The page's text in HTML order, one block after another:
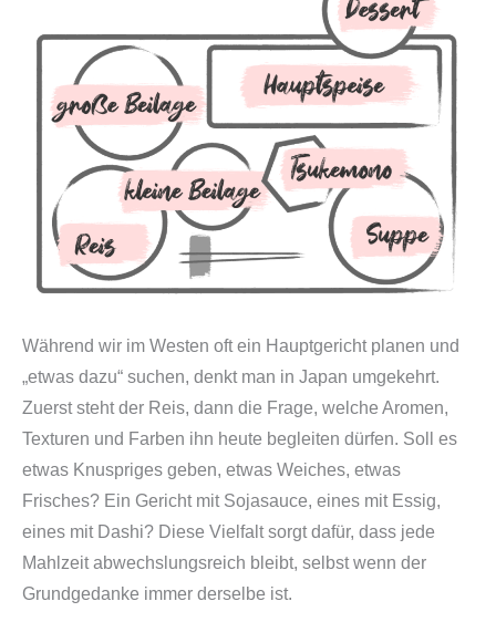
Während wir im Westen oft ein Hauptgericht planen und
„etwas dazu“ suchen, denkt man in Japan umgekehrt.
Zuerst steht der Reis, dann die Frage, welche Aromen,
Texturen und Farben ihn heute begleiten dürfen. Soll es
etwas Knuspriges geben, etwas Weiches, etwas
Frisches? Ein Gericht mit Sojasauce, eines mit Essig,
eines mit Dashi? Diese Vielfalt sorgt dafür, dass jede
Mahlzeit abwechslungsreich bleibt, selbst wenn der
Grundgedanke immer derselbe ist.